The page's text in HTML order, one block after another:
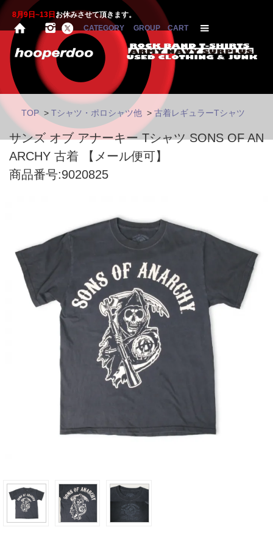
8月9日~13日 お休みさせて頂きます。
CATEGORY
GROUP CART
TOP > Tシャツ・ポロシャツ他 > 古着レギュラーTシャツ
サンズ オブ アナーキー Tシャツ SONS OF AN
ARCHY 古着 【メール便可】
商品番号:9020825